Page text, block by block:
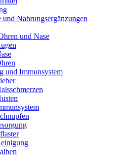
und Nahrungsergänzungen
und Nase
und Immunsystem